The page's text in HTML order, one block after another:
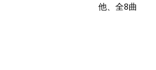
他、全8曲